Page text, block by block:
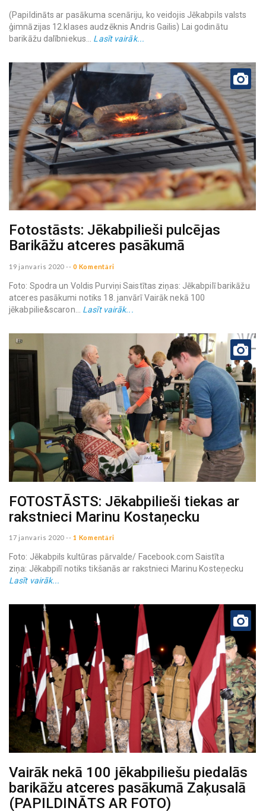
(Papildināts ar pasākuma scenāriju, ko veidojis Jēkabpils valsts
ģimnāzijas 12.klases audzēknis Andris Gailis) Lai godinātu
barikāžu dalībniekus... Lasīt vairāk...
Fotostāsts: Jēkabpilieši pulcējas
Barikāžu atceres pasākumā
19 janvaris 2020 -- 0 Komentāri
Foto: Spodra un Voldis Purviņi Saistītas ziņas: Jēkabpilī barikāžu
atceres pasākumi notiks 18. janvārī Vairāk nekā 100
jēkabpilie&scaron... Lasīt vairāk...
FOTOSTĀSTS: Jēkabpilieši tiekas ar
rakstnieci Marinu Kostaņecku
17 janvaris 2020 -- 1 Komentāri
Foto: Jēkabpils kultūras pārvalde/ Facebook.com Saistīta
ziņa: Jēkabpilī notiks tikšanās ar rakstnieci Marinu Kosteņecku
Lasīt vairāk...
Vairāk nekā 100 jēkabpiliešu piedalās
barikāžu atceres pasākumā Zaķusalā
(PAPILDINĀTS AR FOTO)